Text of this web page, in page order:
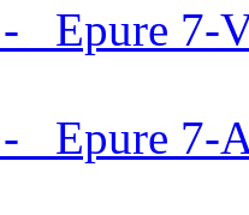
Epure 7-
Epure 7-